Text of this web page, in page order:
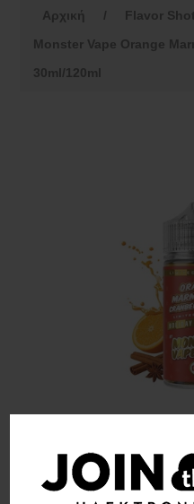
Αρχική / Flavor
Monster Vape Orange
30ml/120ml
Monster